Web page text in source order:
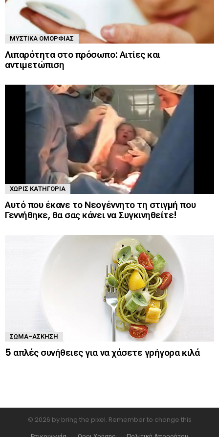
ΜΥΣΤΙΚΆ ΟΜΟΡΦΙΆΣ
Λιπαρότητα στο πρόσωπο: Αιτίες και
αντιμετώπιση
ΧΩΡΊΣ ΚΑΤΗΓΟΡΊΑ
Αυτό που έκανε το Νεογέννητο τη στιγμή που
Γεννήθηκε, θα σας κάνει να Συγκινηθείτε!
ΣΏΜΑ-ΆΣΚΗΣΗ
5 απλές συνήθειες για να χάσετε γρήγορα κιλά
© 2026 by bring the pixel. Remember to change this